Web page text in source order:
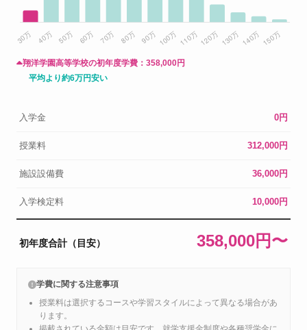
翔洋学園高等学校の初年度学費： 358,000円
平均より約6万円安い
入学金 0円
授業料 312,000円
施設設備費 36,000円
入学検定料 10,000円
初年度合計（目安） 358,000円〜
学費に関する注意事項
授業料は選択するコースや学習スタイルによって異なる場合があ
ります。